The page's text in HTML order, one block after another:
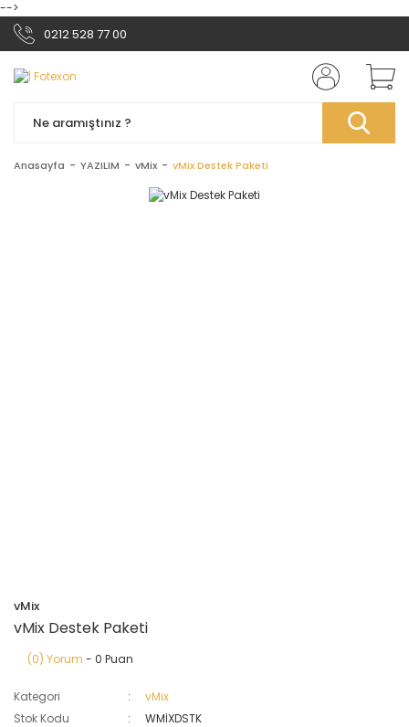
-->
0212 528 77 00
Anasayfa YAZILIM vMix vMix Destek Paketi
vMix
vMix Destek Paketi
(0) Yorum - 0 Puan
Kategori
vMix
Stok Kodu
WMİXDSTK